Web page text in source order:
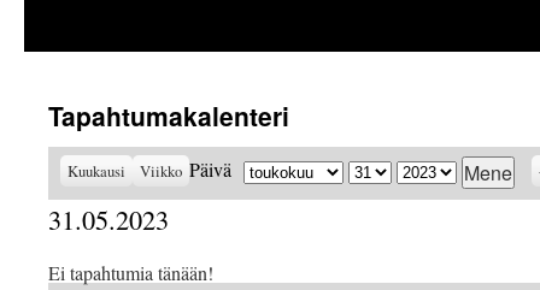
Tapahtumakalenteri
Kuukausi Viikko Päivä Kuukausi PäiväVuosi
31.05.2023
Ei tapahtumia tänään!